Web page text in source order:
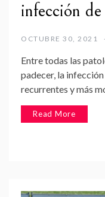
infección
OCTUBRE 30, 2021
Entre todas las
padecer, la infección
recurrentes y más
Read More